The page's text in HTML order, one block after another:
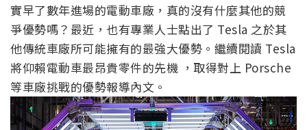
實早了數年進場的電動車廠，真的沒有什麼其他的競
爭優勢嗎？最近，也有專業人士點出了 Tesla 之於其
他傳統車廠所可能擁有的最強大優勢。繼續閱讀 Tesla
將仰賴電動車最昂貴零件的先機 ，取得對上 Porsche
等車廠挑戰的優勢報導內文。